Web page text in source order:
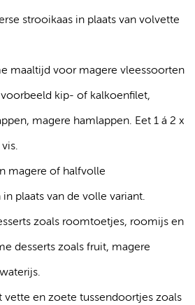
strooikaas in plaats van volvette
maaltijd voor magere vleessoorten
kip- of kalkoenfilet,
magere hamlappen. Eet 1 á 2 x
magere of halfvolle
plaats van de volle variant.
zoals roomtoetjes, roomijs en
desserts zoals fruit, magere
vette en zoete tussendoortjes zoals